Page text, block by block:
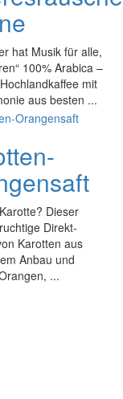
hat Musik für alle,
100% Arabica –
mit
aus besten ...
Dieser
Direkt-
Karotten aus
Anbau und
...